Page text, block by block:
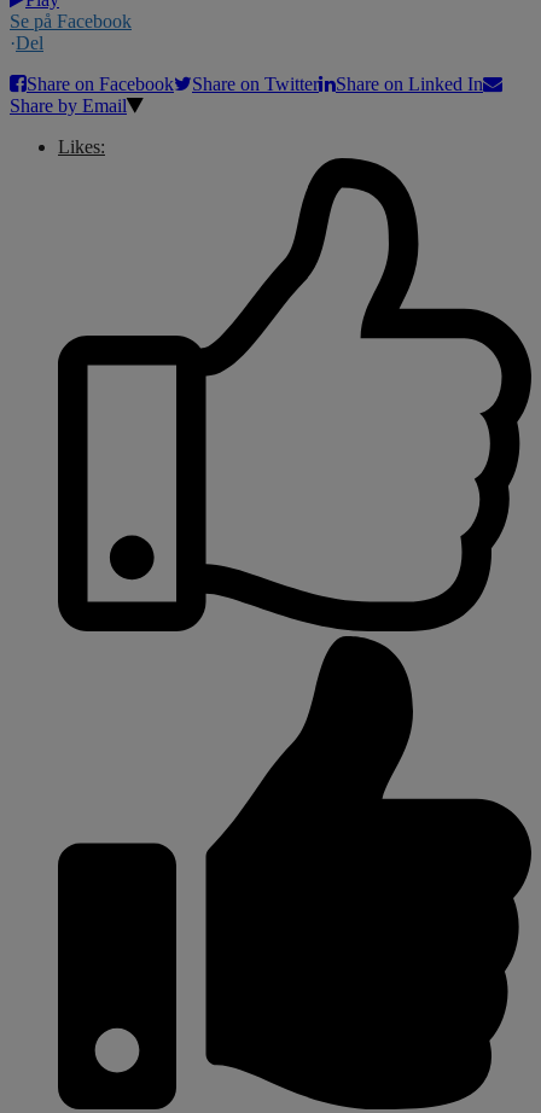
Se på Facebook
·Del
Share on Facebook
Share on Twitter
Share on Linked In
Share by Email
Likes: